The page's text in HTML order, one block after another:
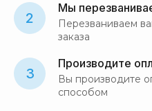
2
Мы
Перезваниваем
заказа
3
Производите
Вы производите
способом